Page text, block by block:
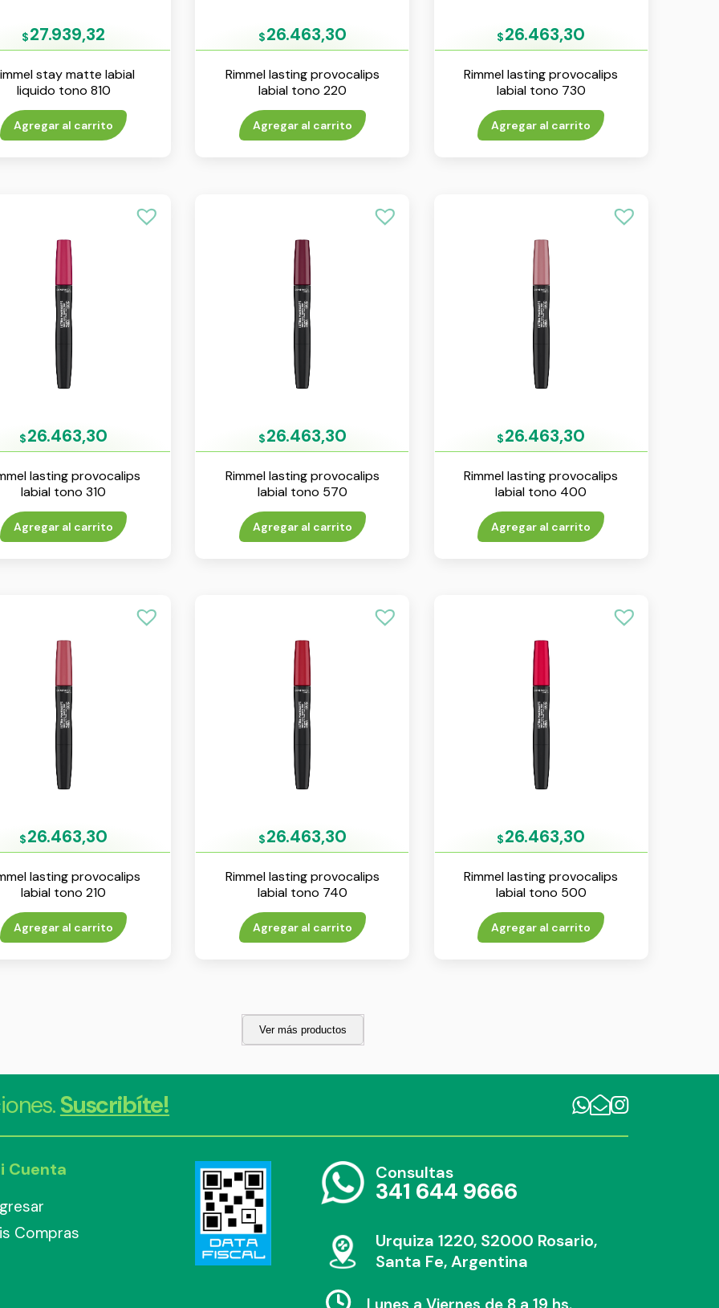
$27.939,32
stay matte labial
liquido tono 810
Agregar al carrito
$26.463,30
Rimmel lasting provocalips
labial tono 220
Agregar al carrito
$26.463,30
Rimmel lasting provocalips
labial tono 730
Agregar al carrito
$26.463,30
lasting provocalips
labial tono 310
Agregar al carrito
$26.463,30
Rimmel lasting provocalips
labial tono 570
Agregar al carrito
$26.463,30
Rimmel lasting provocalips
labial tono 400
Agregar al carrito
$26.463,30
lasting provocalips
labial tono 210
Agregar al carrito
$26.463,30
Rimmel lasting provocalips
labial tono 740
Agregar al carrito
$26.463,30
Rimmel lasting provocalips
labial tono 500
Agregar al carrito
Ver más productos
Suscribíte!
Cuenta
Compras
Consultas
341 644 9666
Urquiza 1220, S2000 Rosario,
Santa Fe, Argentina